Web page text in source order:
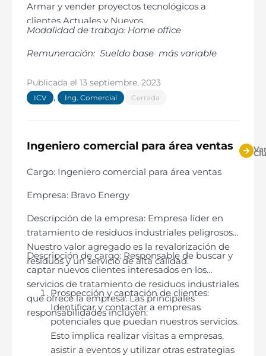
desempeñarse en áreas de gestión comercial y
proyectos.
Armar y vender proyectos tecnológicos a
clientes Actuales y Nuevos.
Ofrecer y vender proyectos.
Aumentar nuestro volumen de clientes.
Analizar el mercado
Planificar nuevas estrategias de venta
Modalidad de trabajo: Home office
Remuneración: Sueldo base más variable
Publicada el 13 septiembre, 2023
ICV , Ing. Comercial Cerrada
Ingeniero comercial para área ventas
Cargo: Ingeniero comercial para área ventas
Empresa: Bravo Energy
Descripción de la empresa: Empresa líder en
tratamiento de residuos industriales peligrosos.
Nuestro valor agregado es la revalorización de
residuos y un servicio de alta calidad.
Descripción de cargo: Responsable de buscar y
captar nuevos clientes interesados en los
servicios de tratamiento de residuos industriales
que ofrece la empresa. Las principales
responsabilidades incluyen:
Prospección y captación de clientes:
Identificar y contactar a empresas
potenciales que puedan nuestros servicios.
Esto implica realizar visitas a empresas,
asistir a eventos y utilizar otras estrategias